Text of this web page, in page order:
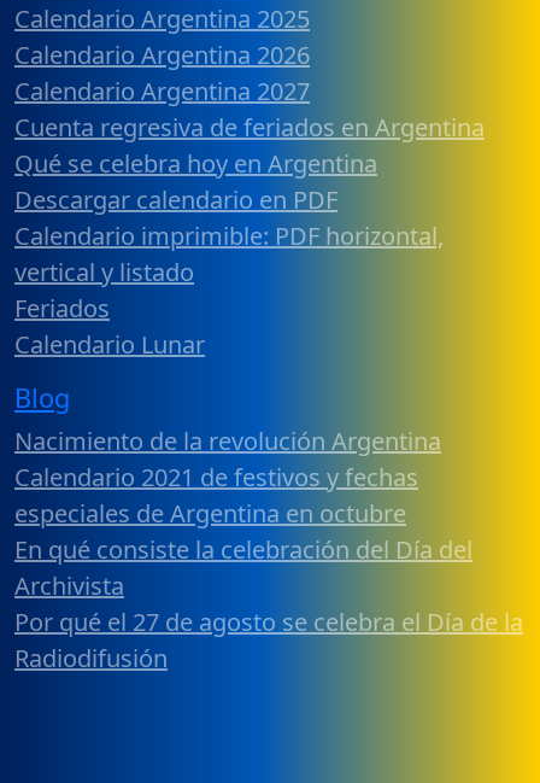
Calendario Argentina 2025
Calendario Argentina 2026
Calendario Argentina 2027
Cuenta regresiva de feriados en Argentina
Qué se celebra hoy en Argentina
Descargar calendario en PDF
Calendario imprimible: PDF horizontal,
vertical y listado
Feriados
Calendario Lunar
Blog
Nacimiento de la revolución Argentina
Calendario 2021 de festivos y fechas
especiales de Argentina en octubre
En qué consiste la celebración del Día del
Archivista
Por qué el 27 de agosto se celebra el Día de la
Radiodifusión